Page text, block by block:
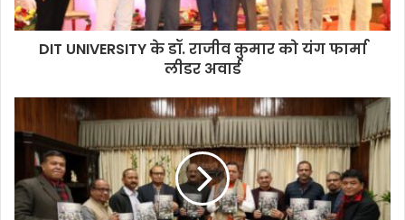
DIT UNIVERSITY के डॉ. राजीव कुमार को यंग फार्मा
लीडर अवार्ड